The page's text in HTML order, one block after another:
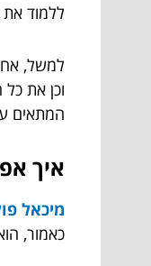
ללמוד
למשל,
וכן את
המתאים
איך
מיכאל
כאמור,